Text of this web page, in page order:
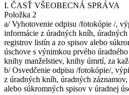
I. ČASŤ VŠEOBECNÁ SPRÁVA
Položka 2
a/ Vyhotovenie odpisu /fotokópie /,
informácie z úradných kníh,
registrov listín a zo spisov alebo
úschove s výnimkou prvého
knihy manželstiev, knihy úmrtí, za
b/ Osvedčenie odpisu /fotokópie/,
z úradných kníh, úradných
alebo súkromných spisov v úradnej